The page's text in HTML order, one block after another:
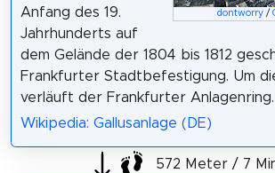
dontworry/
Anfang des 19.
Jahrhunderts auf
dem Gelände der 1804 bis 1812
Frankfurter Stadtbefestigung. Um
verläuft der Frankfurter Anlagenring.
Wikipedia: Gallusanlage (DE)
572 Meter / 7